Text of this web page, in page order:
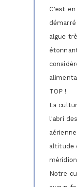
C'est en
algue
TOP !
La
l'abri
altitude
Notre